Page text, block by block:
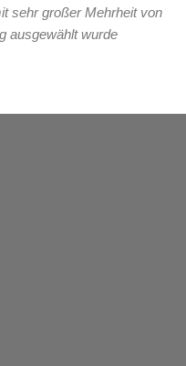
sehr großer Mehrheit von
ausgewählt wurde